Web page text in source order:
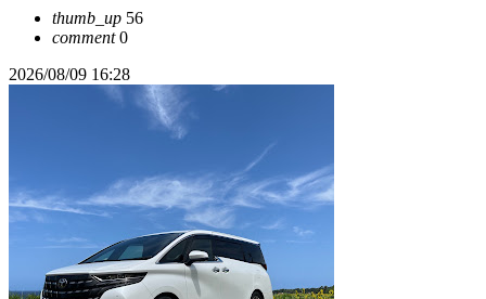
thumb_up 56
comment0
2026/08/09 16:28